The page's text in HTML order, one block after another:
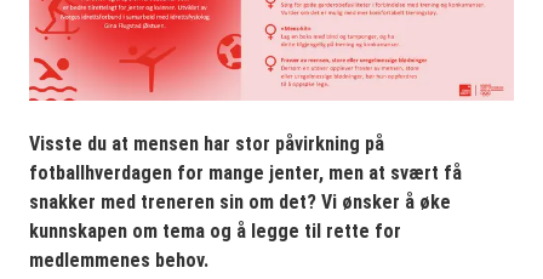
Visste du at mensen har stor påvirkning på
fotballhverdagen for mange jenter, men at svært få
snakker med treneren sin om det? Vi ønsker å øke
kunnskapen om tema og å legge til rette for
medlemmenes behov.